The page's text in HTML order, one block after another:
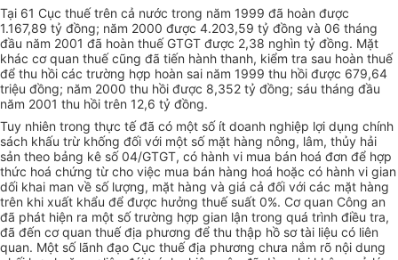
Tại 61 Cục thuế trên cả nước trong năm 1999 đã hoàn được
1.167,89 tỷ đồng; năm 2000 được 4.203,59 tỷ đồng và 06 tháng
đầu năm 2001 đã hoàn thuế GTGT được 2,38 nghìn tỷ đồng. Mặt
khác cơ quan thuế cũng đã tiến hành thanh, kiểm tra sau hoàn thuế
để thu hồi các trường hợp hoàn sai năm 1999 thu hồi được 679,64
triệu đồng; năm 2000 thu hồi được 8,352 tỷ đồng; sáu tháng đầu
năm 2001 thu hồi trên 12,6 tỷ đồng.
Tuy nhiên trong thực tế đã có một số ít doanh nghiệp lợi dụng chính
sách khấu trừ khống đối với một số mặt hàng nông, lâm, thủy hải
sản theo bảng kê số 04/GTGT, có hành vi mua bán hoá đơn để hợp
thức hoá chứng từ cho việc mua bán hàng hoá hoặc có hành vi gian
dối khai man về số lượng, mặt hàng và giá cả đối với các mặt hàng
trên khi xuất khẩu để được hưởng thuế suất 0%. Cơ quan Công an
đã phát hiện ra một số trường hợp gian lận trong quá trình điều tra,
đã đến cơ quan thuế địa phương để thu thập hồ sơ tài liệu có liên
quan. Một số lãnh đạo Cục thuế địa phương chưa nắm rõ nội dung